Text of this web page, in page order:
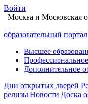
Войти
Москва и Московская
образовательный портал
Высшее
Профессиональное
Дополнительное
Дни открытых дверей
релизы Новости Доска